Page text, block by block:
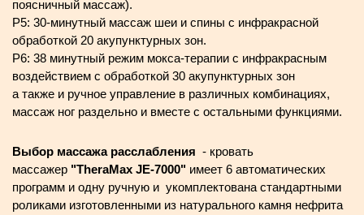
поясничный массаж).
P5: 30-минутный массаж шеи и спины с инфракрасной
обработкой 20 акупунктурных зон.
P6: 38 минутный режим мокса-терапии с инфракрасным
воздействием с обработкой 30 акупунктурных зон
а также и ручное управление в различных комбинациях,
массаж ног раздельно и вместе с остальными функциями.
Выбор массажа расслабления - кровать
массажер "ТheraMax JE-7000" имеет 6 автоматических
программ и одну ручную и укомплектована стандартными
роликами изготовленными из натурального камня нефрита